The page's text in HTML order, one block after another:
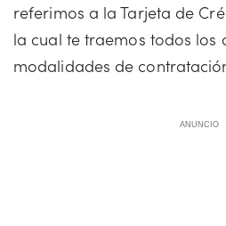
referimos a la Tarjeta de
la cual te traemos todos los
modalidades de
ANUNCIO